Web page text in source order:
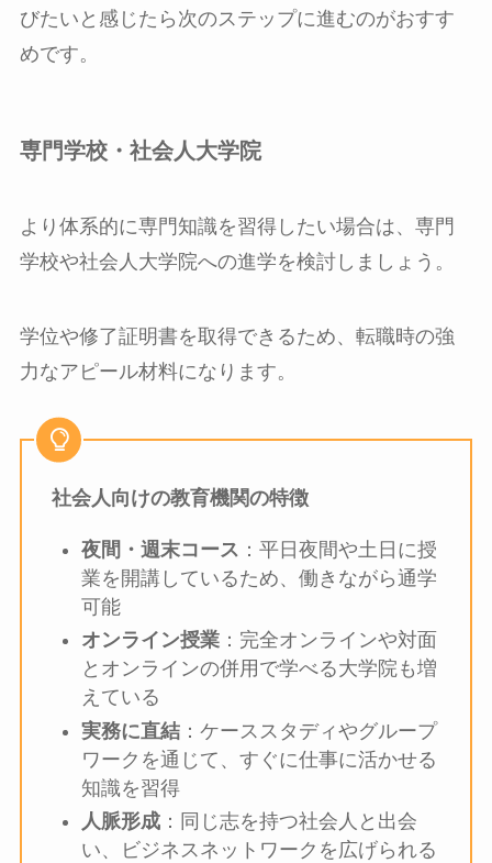
びたいと感じたら次のステップに進むのがおすす
めです。
専門学校・社会人大学院
より体系的に専門知識を習得したい場合は、専門
学校や社会人大学院への進学を検討しましょう。
学位や修了証明書を取得できるため、転職時の強
力なアピール材料になります。
社会人向けの教育機関の特徴
夜間・週末コース ：平日夜間や土日に授
業を開講しているため、働きながら通学
可能
オンライン授業：完全オンラインや対面
とオンラインの併用で学べる大学院も増
えている
実務に直結：ケーススタディやグループ
ワークを通じて、すぐに仕事に活かせる
知識を習得
人脈形成：同じ志を持つ社会人と出会
い、ビジネスネットワークを広げられる